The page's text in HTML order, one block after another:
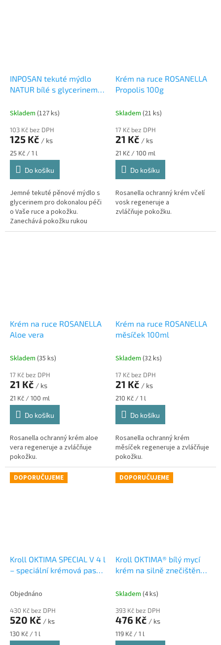
INPOSAN tekuté mýdlo
NATUR bílé s glycerinem 5
Skladem (127 ks)
103 Kč bez DPH
125 Kč / ks
Měrná
cena:
25 Kč / 1 l
Do košíku
Jemné tekuté pěnové mýdlo s
glycerinem pro dokonalou péči
o Vaše ruce a pokožku.
Zanechává pokožku rukou
krásně jemnou a hebkou.
Krém na ruce ROSANELLA
Propolis 100g
Skladem (21 ks)
17 Kč bez DPH
21 Kč / ks
Měrná
cena:
21 Kč / 100 ml
Do košíku
Rosanella ochranný krém včelí
vosk regeneruje a
zvláčňuje pokožku.
Krém na ruce ROSANELLA
Aloe vera
Skladem (35 ks)
17 Kč bez DPH
21 Kč / ks
Měrná
cena:
21 Kč / 100 ml
Do košíku
Rosanella ochranný krém aloe
vera regeneruje a zvláčňuje
pokožku.
Krém na ruce ROSANELLA
měsíček 100ml
Skladem (32 ks)
17 Kč bez DPH
21 Kč / ks
Měrná
cena:
210 Kč / 1 l
Do košíku
Rosanella ochranný krém
měsíček regeneruje a zvláčňuje
pokožku.
DOPORUČUJEME
Kroll OKTIMA SPECIAL V 4 l
– speciální krémová pasta
tmelů a silikonů
ruce na barvy, tmely a
silikony
Objednáno
430 Kč bez DPH
520 Kč / ks
Měrná
cena:
130 Kč / 1 l
DOPORUČUJEME
Kroll OKTIMA® bílý mycí
krém na silně znečištěné
abrazivem 4 l
mytí rukou pro dílny a
průmysl
Skladem (4 ks)
393 Kč bez DPH
476 Kč / ks
Měrná
cena:
119 Kč / 1 l